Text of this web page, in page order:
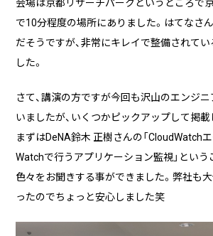
会場は京都リサーチパークというところで
で10分程度の場所にありました。はてなさ
だそうですが、非常にキレイで整備されて
した。
さて、講演の方ですが今回も沢山のエンジ
いましたが、いくつかピックアップして掲載
まずはDeNA鈴木 正樹さんの「CloudWatch
Watchで行うアプリケーション監視」とい
色々をお聞きする事ができました。弊社も
ったのでちょっと安心しました笑